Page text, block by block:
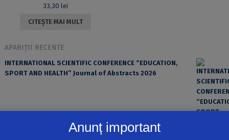
33,30 lei
CITEȘTE MAI MULT
APARIȚII RECENTE
INTERNATIONAL SCIENTIFIC CONFERENCE “EDUCATION,
SPORT AND HEALTH” Journal of Abstracts 2026
Anunț important